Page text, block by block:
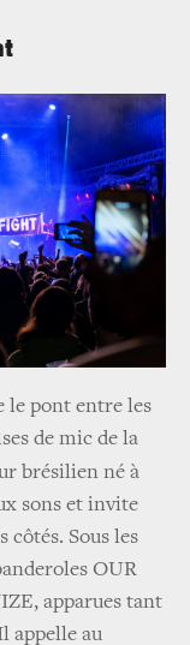
le pont entre les
de mic de la
brésilien né à
sons et invite
côtés. Sous les
OUR
apparues tant
appelle au